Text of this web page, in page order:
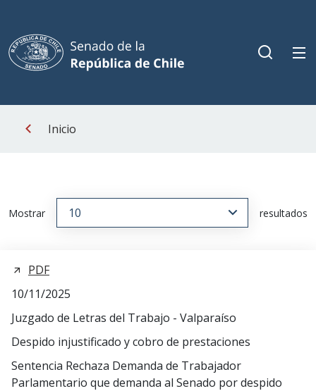
Inicio
Mostrar resultados
PDF
10/11/2025
Juzgado de Letras del Trabajo - Valparaíso
Despido injustificado y cobro de prestaciones
Sentencia Rechaza Demanda de Trabajador
Parlamentario que demanda al Senado por despido